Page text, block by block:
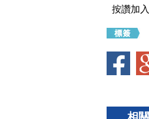
按讚加入